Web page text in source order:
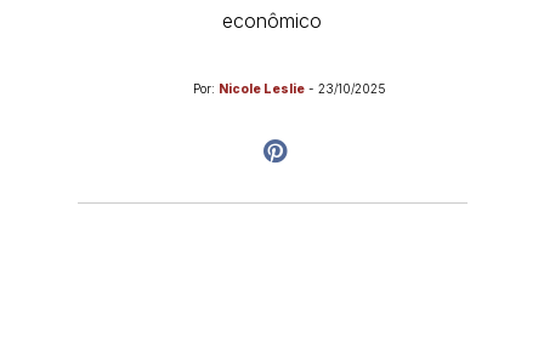
econômico
Por: Nicole Leslie - 23/10/2025